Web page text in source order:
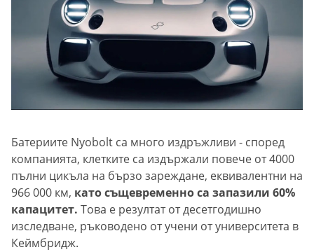
Батериите Nyobolt са много издръжливи - според
компанията, клетките са издържали повече от 4000
пълни цикъла на бързо зареждане, еквивалентни на
966 000 км, като същевременно са запазили 60%
капацитет. Това е резултат от десетгодишно
изследване, ръководено от учени от университета в
Кеймбридж.